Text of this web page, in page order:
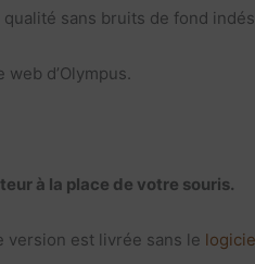
sans bruits de fond
d’Olympus.
à la place de votre souris.
version est livrée sans le